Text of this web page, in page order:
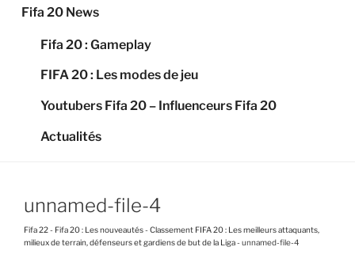
Fifa 20 News
Fifa 20 : Gameplay
FIFA 20 : Les modes de jeu
Youtubers Fifa 20 – Influenceurs Fifa 20
Actualités
unnamed-file-4
Fifa 22- Fifa 20 : Les nouveautés- Classement FIFA 20 : Les meilleurs attaquants,
milieux de terrain, défenseurs et gardiens de but de la Liga- unnamed-file-4